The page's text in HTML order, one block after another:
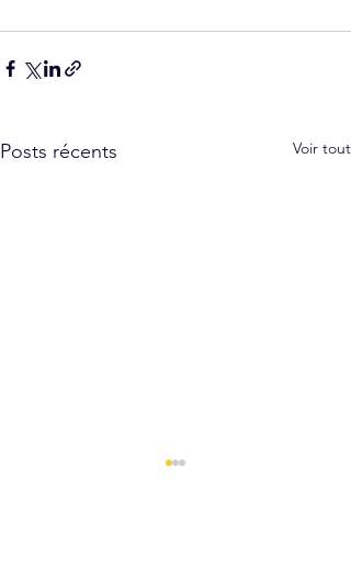
Posts récents Voir tout